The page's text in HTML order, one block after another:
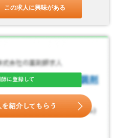
この求人に興味がある